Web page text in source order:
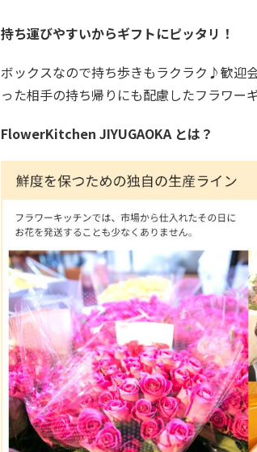
持ち運びやすいからギフトにピッタリ！
ボックスなので持ち歩きもラクラク♪歓迎
った相手の持ち帰りにも配慮したフラワーギ
FlowerKitchen JIYUGAOKA とは？